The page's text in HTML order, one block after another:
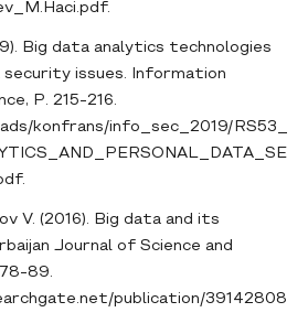
Big data analytics technologies
security issues. Information
P. 215-216.
konfrans/info_sec_2019/RS53_
V. (2016). Big data and its
Journal of Science and
78-89.
publication/39142808